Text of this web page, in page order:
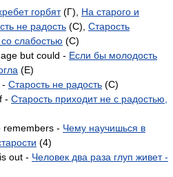
горбят(Г), На старого и
не радость (C), Старость
слабостью (C)
but could - Если бы молодость
(E)
- Старость не радость (C)
- Старость приходит не с радостью,
remembers - Чему научишься в
(4)
out - Человек два раза глуп живет -